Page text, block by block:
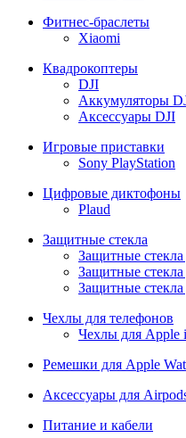
Фитнес-браслеты
Xiaomi
Квадрокоптеры
DJI
Аккумуляторы
Аксессуары DJI
Игровые приставки
Sony PlayStation
Цифровые диктофоны
Plaud
Защитные стекла
Защитные
Защитные
Защитные
Чехлы для телефонов
Чехлы для Apple
Ремешки для Apple
Аксессуары для
Питание и кабели